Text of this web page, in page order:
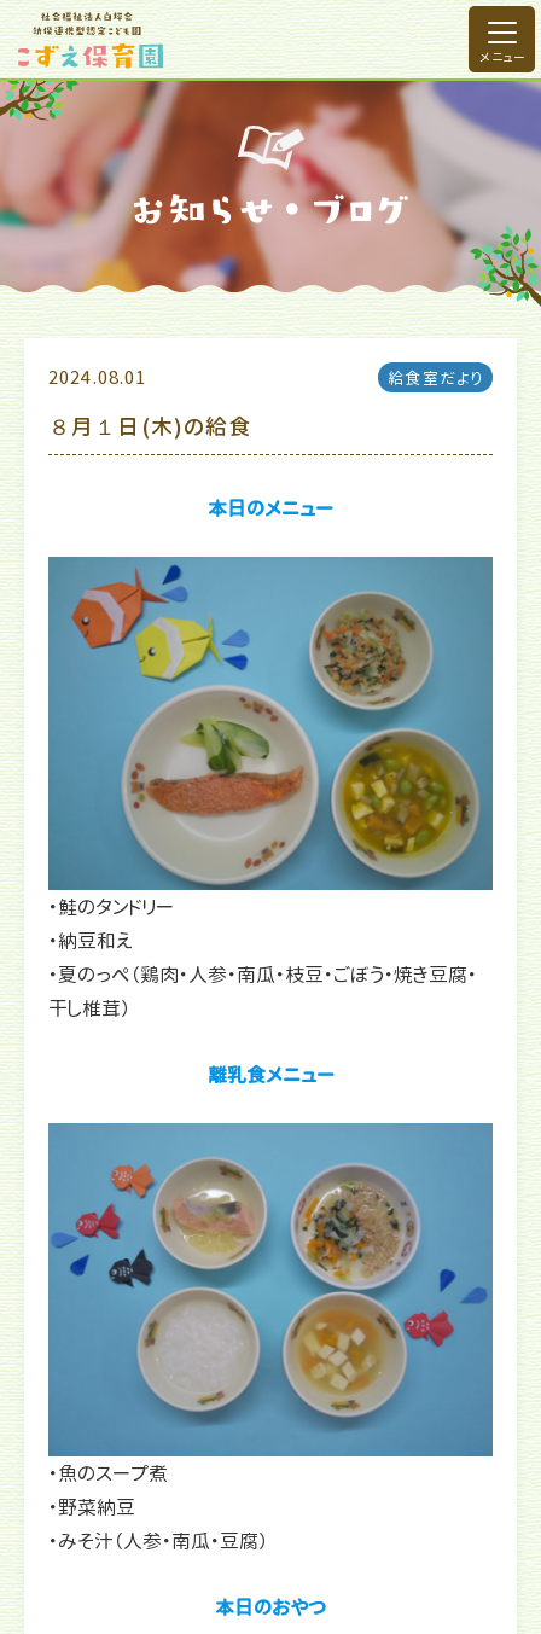
2024.08.01 給食室だより
８月１日(木)の給食
本日のメニュー
・鮭のタンドリー
・納豆和え
・夏のっぺ（鶏肉・人参・南瓜・枝豆・ごぼう・焼き豆腐・
干し椎茸）
離乳食メニュー
・魚のスープ煮
・野菜納豆
・みそ汁（人参・南瓜・豆腐）
本日のおやつ